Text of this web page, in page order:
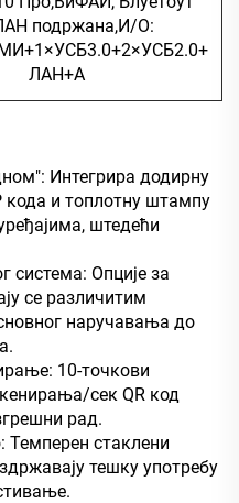
подржана,И/О:
ЛАН+А
Интегрира додирну
и топлотну штампу
штедећи
система: Опције за
се различитим
наручавања до
10-точкови
сек QR код
рад.
стаклени
тешку употребу